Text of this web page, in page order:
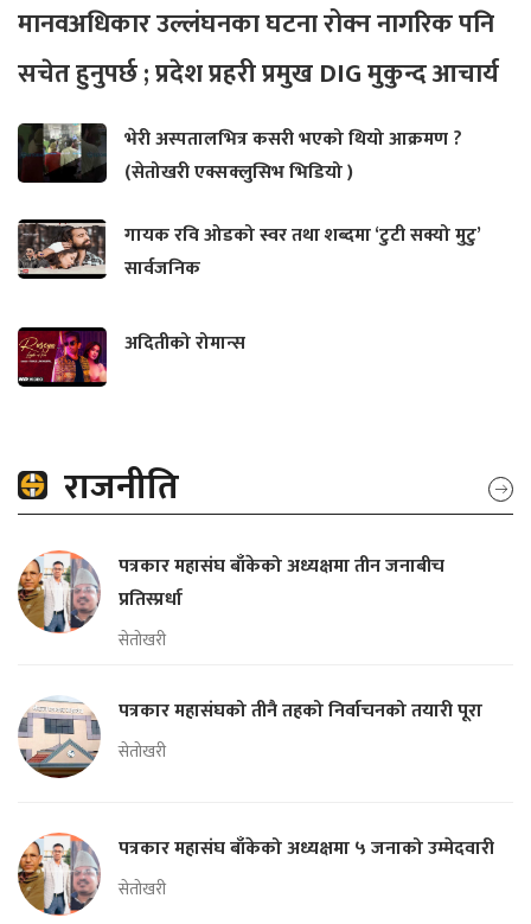
मानवअधिकार उल्लंघनका घटना रोक्न नागरिक पनि
सचेत हुनुपर्छ ; प्रदेश प्रहरी प्रमुख DIG मुकुन्द आचार्य
भेरी अस्पतालभित्र कसरी भएको थियो आक्रमण ?
(सेतोखरी एक्सक्लुसिभ भिडियो )
गायक रवि ओडको स्वर तथा शब्दमा ‘टुटी सक्यो मुटु’
सार्वजनिक
अदितीको रोमान्स
राजनीति
पत्रकार महासंघ बाँकेको अध्यक्षमा तीन जनाबीच
प्रतिस्प्रर्धा
सेतोखरी
पत्रकार महासंघको तीनै तहको निर्वाचनको तयारी पूरा
सेतोखरी
पत्रकार महासंघ बाँकेको अध्यक्षमा ५ जनाको उम्मेदवारी
सेतोखरी